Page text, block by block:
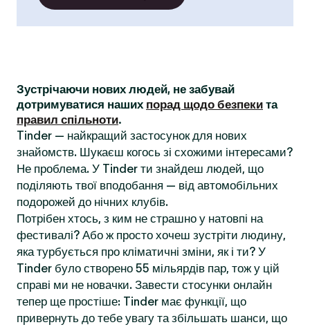
Зустрічаючи нових людей, не забувай
дотримуватися наших порад щодо безпеки та
правил спільноти.
Tinder — найкращий застосунок для нових
знайомств. Шукаєш когось зі схожими інтересами?
Не проблема. У Tinder ти знайдеш людей, що
поділяють твої вподобання — від автомобільних
подорожей до нічних клубів.
Потрібен хтось, з ким не страшно у натовпі на
фестивалі? Або ж просто хочеш зустріти людину,
яка турбується про кліматичні зміни, як і ти? У
Tinder було створено 55 мільярдів пар, тож у цій
справі ми не новачки. Завести стосунки онлайн
тепер ще простіше: Tinder має функції, що
привернуть до тебе увагу та збільшать шанси, що